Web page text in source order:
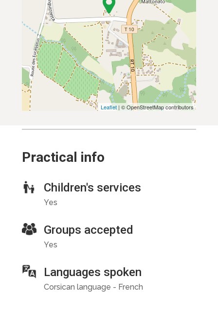
Leaflet| © OpenStreetMap contributors
Practical info
Children's services
Yes
Groups accepted
Yes
Languages spoken
Corsican language - French